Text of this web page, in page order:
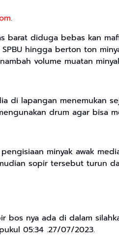
.
barat diduga bebas kan
hingga berton ton
volume muatan
di lapangan menemukan
drum agar bisa
minyak awak
sopir tersebut turun
bos nya ada di dalam
05:34 .27/07/2023.